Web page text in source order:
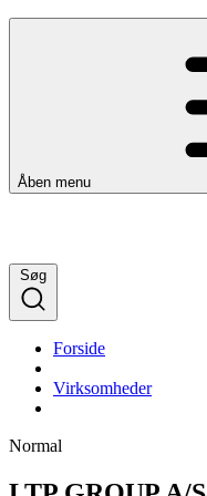
Åben menu
Søg
Forside
Virksomheder
Normal